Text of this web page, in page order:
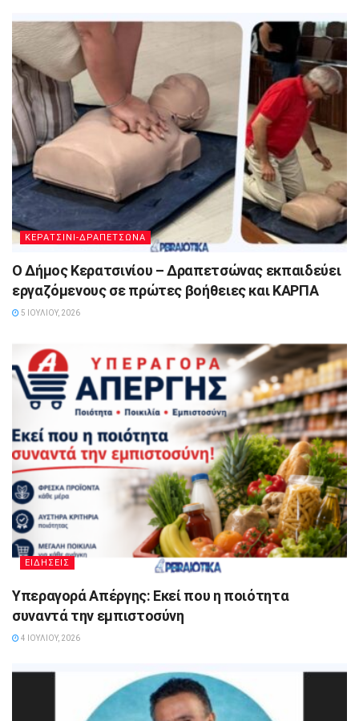
ΚΕΡΑΤΣΙΝΙ-ΔΡΑΠΕΤΣΩΝΑ
Ο Δήμος Κερατσινίου – Δραπετσώνας εκπαιδεύει
εργαζόμενους σε πρώτες βοήθειες και ΚΑΡΠΑ
5 ΙΟΥΛΊΟΥ, 2026
ΕΙΔΗΣΕΙΣ
Υπεραγορά Απέργης: Εκεί που η ποιότητα
συναντά την εμπιστοσύνη
4 ΙΟΥΛΊΟΥ, 2026